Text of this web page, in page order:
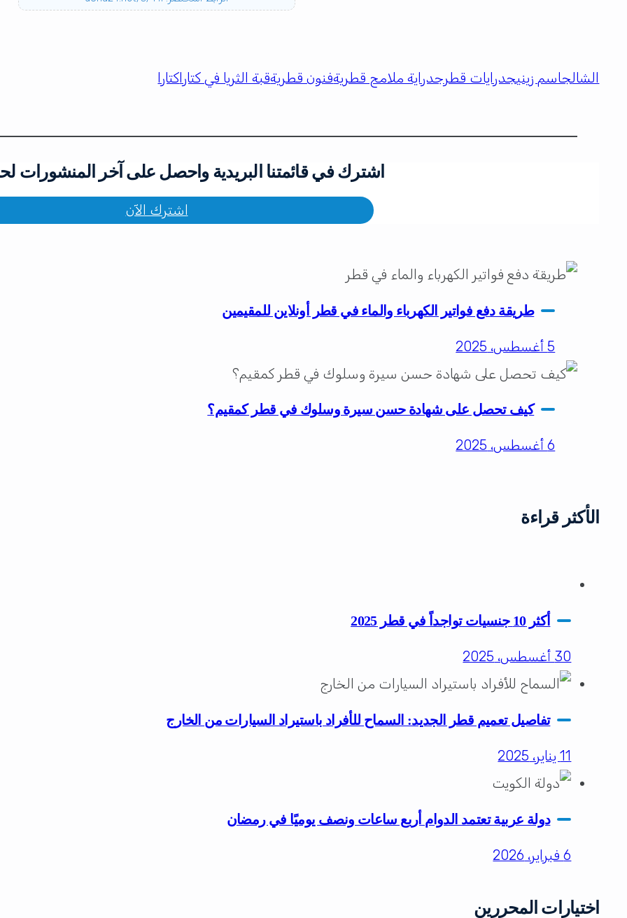
الشالجاسم زينيجدرايات قطرجدراية ملامح قطريةفنون قطريةقبة الثريا في كتاراكتارا
اشترك في قائمتنا البريدية واحصل على آخر المنشورات
اشترك الآن
طريقة دفع فواتير الكهرباء والماء في قطر أونلاين للمقيمين
5 أغسطس، 2025
كيف تحصل على شهادة حسن سيرة وسلوك في قطر كمقيم؟
6 أغسطس، 2025
الأكثر قراءة
أكثر 10 جنسيات تواجداً في قطر 2025
30 أغسطس، 2025
تفاصيل تعميم قطر الجديد: السماح للأفراد باستيراد السيارات من الخارج
11 يناير، 2025
دولة عربية تعتمد الدوام أربع ساعات ونصف يوميًا في رمضان
6 فبراير، 2026
اختيارات المحررين